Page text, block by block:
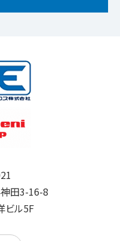
田3-16-8
ビル5F